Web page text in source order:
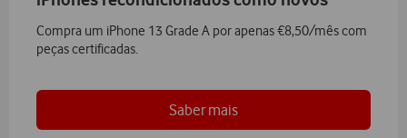
Compra um iPhone 13 Grade A por apenas €8,50/mês com
peças certificadas.
Saber mais